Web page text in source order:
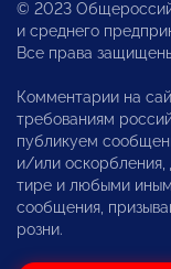
© 2023
и среднего
Все права
Комментарии на
требованиям
публикуем
и/или оскорбления,
тире и любыми
сообщения,
розни.